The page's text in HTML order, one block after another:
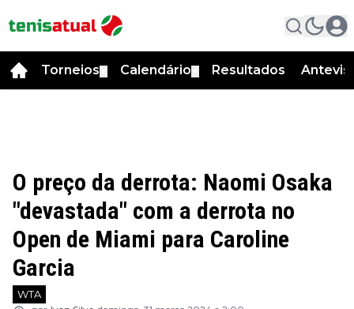
Torneios Calendário Resultados
O preço da derrota: Naomi Osaka
"devastada" com a derrota no
Open de Miami para Caroline
Garcia
WTA